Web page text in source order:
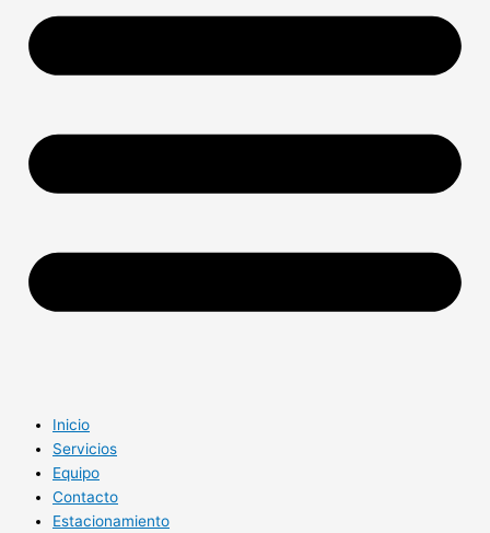
Inicio
Servicios
Equipo
Contacto
Estacionamiento